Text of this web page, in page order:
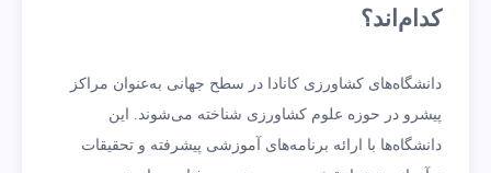
کدام‌اند؟
دانشگاه‌های کشاورزی کانادا در سطح جهانی به‌عنوان مراکز
پیشرو در حوزه علوم کشاورزی شناخته می‌شوند. این
دانشگاه‌ها با ارائه برنامه‌های آموزشی پیشرفته و تحقیقات